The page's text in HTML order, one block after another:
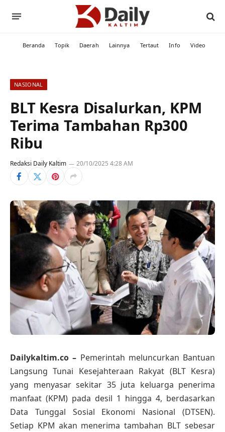
Beranda Topik Daerah Lainnya Tertaut Info Video
NASIONAL
BLT Kesra Disalurkan, KPM
Terima Tambahan Rp300
Ribu
Redaksi Daily Kaltim 20/10/2025 4:28 AM
Dailykaltim.co – Pemerintah meluncurkan Bantuan
Langsung Tunai Kesejahteraan Rakyat (BLT Kesra)
yang menyasar sekitar 35 juta keluarga penerima
manfaat (KPM) pada desil 1 hingga 4, berdasarkan
Data Tunggal Sosial Ekonomi Nasional (DTSEN).
Setiap KPM akan menerima tambahan BLT sebesar